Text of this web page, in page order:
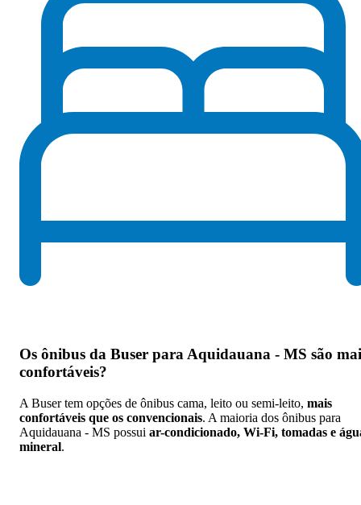
Os ônibus da Buser para Aquidauana - MS são
confortáveis?
A Buser tem opções de ônibus cama, leito ou semi-leito, mais
confortáveis que os convencionais. A maioria dos ônibus para
Aquidauana - MS possui ar-condicionado, Wi-Fi, tomadas e
mineral.